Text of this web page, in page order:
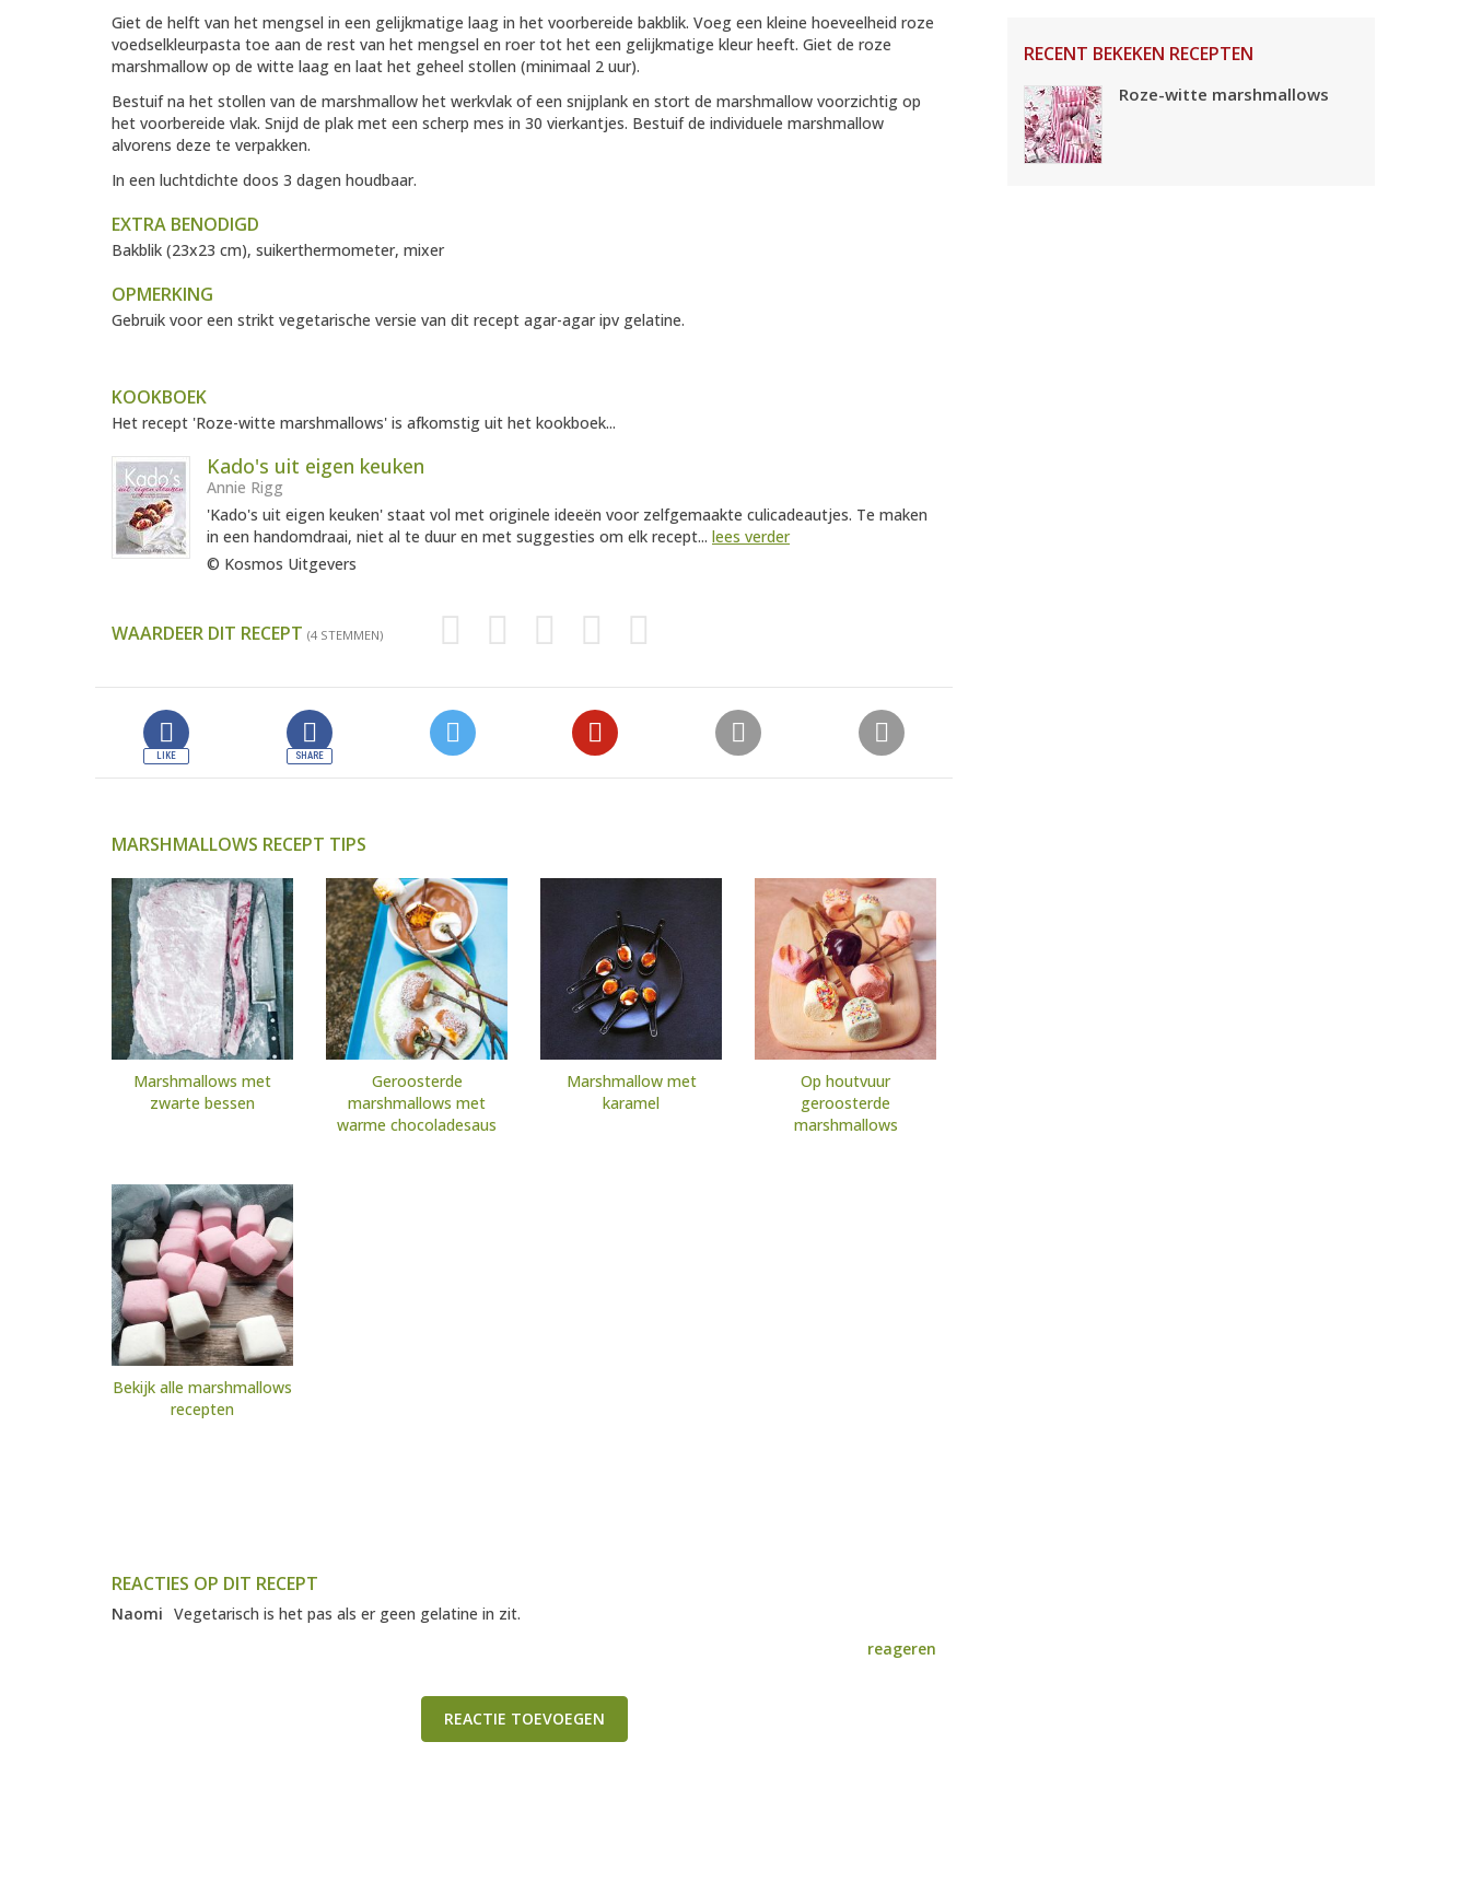
Giet de helft van het mengsel in een gelijkmatige laag in het voorbereide bakblik. Voeg een kleine hoeveelheid roze
voedselkleurpasta toe aan de rest van het mengsel en roer tot het een gelijkmatige kleur heeft. Giet de roze
marshmallow op de witte laag en laat het geheel stollen (minimaal 2 uur).
Bestuif na het stollen van de marshmallow het werkvlak of een snijplank en stort de marshmallow voorzichtig op
het voorbereide vlak. Snijd de plak met een scherp mes in 30 vierkantjes. Bestuif de individuele marshmallow
alvorens deze te verpakken.
In een luchtdichte doos 3 dagen houdbaar.
EXTRA BENODIGD
Bakblik (23x23 cm), suikerthermometer, mixer
OPMERKING
Gebruik voor een strikt vegetarische versie van dit recept agar-agar ipv gelatine.
KOOKBOEK
Het recept 'Roze-witte marshmallows' is afkomstig uit het kookboek...
Kado's uit eigen keuken
Annie Rigg
'Kado's uit eigen keuken' staat vol met originele ideeën voor zelfgemaakte culicadeautjes. Te maken
in een handomdraai, niet al te duur en met suggesties om elk recept... lees verder
© Kosmos Uitgevers
WAARDEER DIT RECEPT (4 STEMMEN)
MARSHMALLOWS RECEPT TIPS
Marshmallows met
zwarte bessen
Geroosterde
marshmallows met
warme chocoladesaus
Marshmallow met
karamel
Op houtvuur
geroosterde
marshmallows
Bekijk alle marshmallows
recepten
REACTIES OP DIT RECEPT
Naomi Vegetarisch is het pas als er geen gelatine in zit.
reageren
REACTIE TOEVOEGEN
RECENT BEKEKEN RECEPTEN
Roze-witte marshmallows